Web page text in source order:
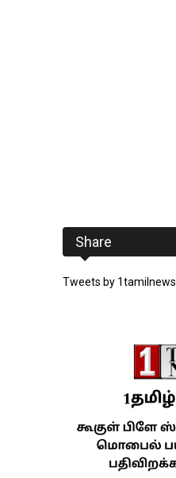
Share
Tweets by 1tamilnews